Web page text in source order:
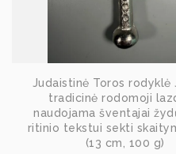
Judaistinė Toros rodyklė
tradicinė rodomoji
naudojama šventajai
ritinio tekstui sekti
(13 cm, 100 g)